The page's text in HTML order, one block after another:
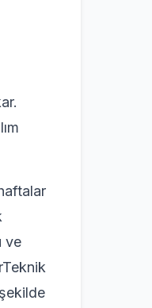
ve